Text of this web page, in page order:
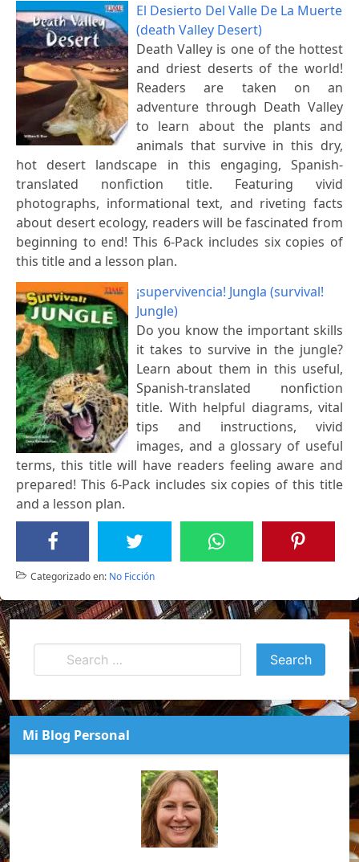
El Desierto Del Valle De La Muerte
(death Valley Desert)
Death Valley is one of the hottest
and driest deserts of the world!
Readers are taken on an
adventure through Death Valley
to learn about the plants and
animals that survive in this dry,
hot desert landscape in this engaging, Spanish-
translated nonfiction title. Featuring vivid
photographs, informational text, and riveting facts
about desert ecology, readers will be fascinated from
beginning to end! This 6-Pack includes six copies of
this title and a lesson plan.
¡supervivencia! Jungla (survival!
Jungle)
Do you know the important skills
it takes to survive in the jungle?
Learn about them in this useful,
Spanish-translated nonfiction
title. With helpful diagrams, vital
tips and instructions, vivid
images, and a glossary of useful
terms, this title will have readers feeling aware and
prepared! This 6-Pack includes six copies of this title
and a lesson plan.
Categorizado en: No Ficción
Mi Blog Personal